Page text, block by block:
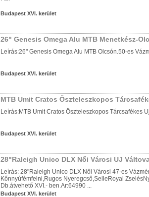
Budapest XVI. kerület
26" Genesis Omega Alu MTB Menetkész-
Leírás:26" Genesis Omega Alu MTB Olcsón.50-es
Budapest XVI. kerület
MTB Umit Cratos Öszteleszkopos
Leírás:MTB Umit Cratos Öszteleszkopos Tárcsafékes
Budapest XVI. kerület
28"Raleigh Unico DLX Női Városi UJ
Leírás: 28"Raleigh Unico DLX Női Városi 47-es
Kőnnyúfémfelni,Rugos Nyeregcső,SelleRoyal
Db.átvehető XVI.- ben.Ar:64990 ...
Budapest XVI. kerület